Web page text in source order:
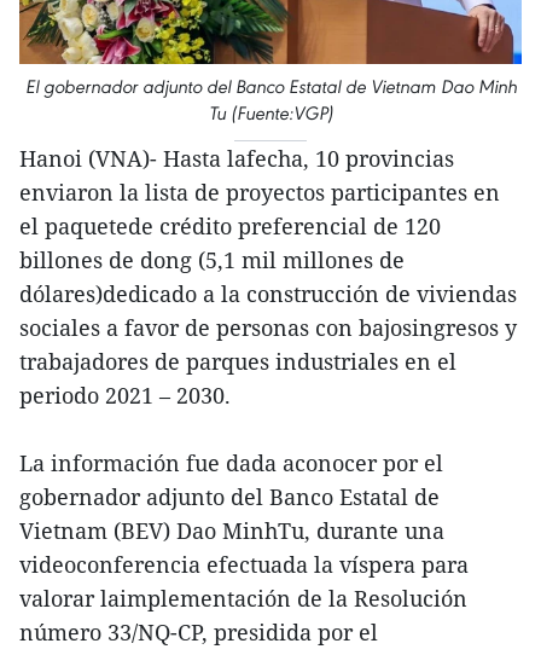
El gobernador adjunto del Banco Estatal de Vietnam Dao Minh
Tu (Fuente:VGP)
Hanoi (VNA)- Hasta lafecha, 10 provincias
enviaron la lista de proyectos participantes en
el paquetede crédito preferencial de 120
billones de dong (5,1 mil millones de
dólares)dedicado a la construcción de viviendas
sociales a favor de personas con bajosingresos y
trabajadores de parques industriales en el
periodo 2021 – 2030.
La información fue dada aconocer por el
gobernador adjunto del Banco Estatal de
Vietnam (BEV) Dao MinhTu, durante una
videoconferencia efectuada la víspera para
valorar laimplementación de la Resolución
número 33/NQ-CP, presidida por el